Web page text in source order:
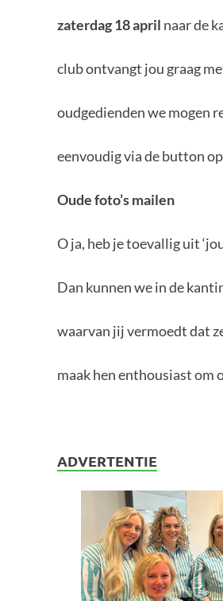
zaterdag 18 april naar de
club ontvangt jou graag
oudgedienden we mogen
eenvoudig via de button
Oude foto’s mailen
O ja, heb je toevallig uit
Dan kunnen we in de
waarvan jij vermoedt dat
maak hen enthousiast om
ADVERTENTIE